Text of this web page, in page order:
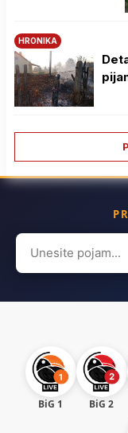
HRONIKA
Search
for:
BiG 1 BiG 2